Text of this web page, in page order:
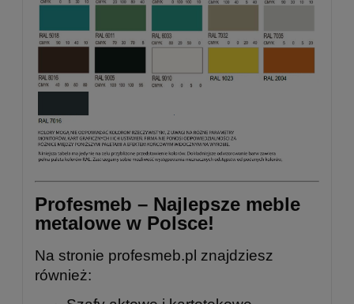
Profesmeb – Najlepsze meble
metalowe w Polsce!
Na stronie profesmeb.pl znajdziesz
również: